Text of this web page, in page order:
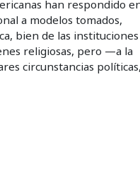
han respondido
a modelos tomados,
bien de las instituciones
religiosas, pero —a la
circunstancias